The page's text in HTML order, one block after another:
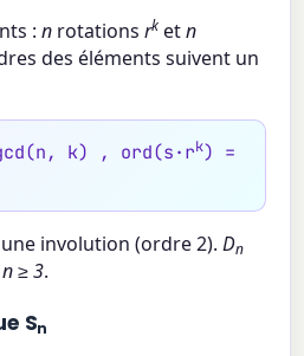
:n rotationsrk etn
des éléments suivent un
k) , ord(s·rk) =
involution (ordre 2).Dn
n ≥ 3.
Sn